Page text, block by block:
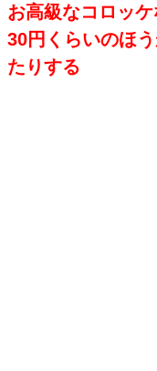
お高級なコロッ
30円くらいのほ
たりする